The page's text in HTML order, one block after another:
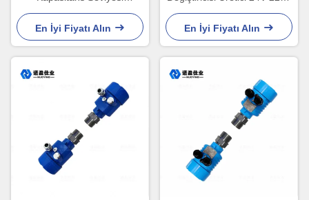
Değiştiricisi Yakıt Tankı
Alüminyum Konaklama
En İyi Fiyatı Alın
DPDT
En İyi Fiyatı Alın